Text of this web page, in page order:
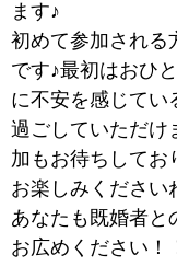
ます♪
初めて参加される
です♪最初はおひ
に不安を感じてい
過ごしていただけ
加もお待ちしてお
お楽しみください
あなたも既婚者と
お広めください！